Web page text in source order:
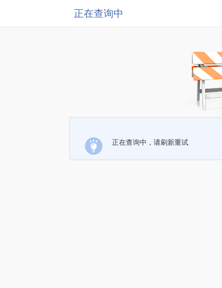
正在查询中
正在查询中，请刷新重试